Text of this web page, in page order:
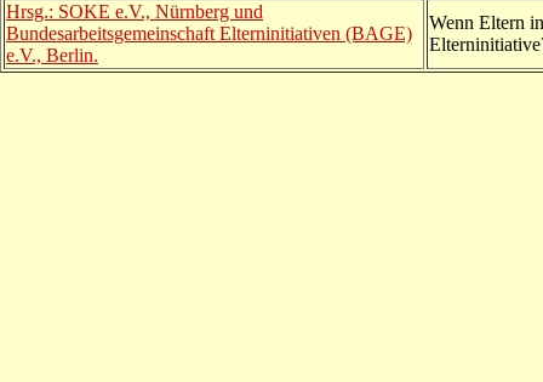
Hrsg.: SOKE e.V., Nürnberg und
Bundesarbeitsgemeinschaft Elterninitiativen (BAGE)
e.V., Berlin.
Wenn Eltern